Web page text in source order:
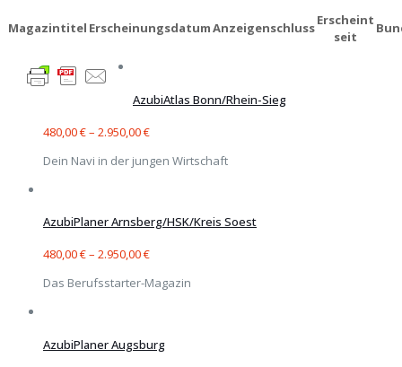
Magazintitel ErscheinungsdatumAnzeigenschlussErscheint
seit
AzubiAtlas Bonn/Rhein-Sieg
480,00€– 2.950,00€
Dein Navi in der jungen Wirtschaft
AzubiPlaner Arnsberg/HSK/Kreis Soest
480,00€– 2.950,00€
Das Berufsstarter-Magazin
AzubiPlaner Augsburg